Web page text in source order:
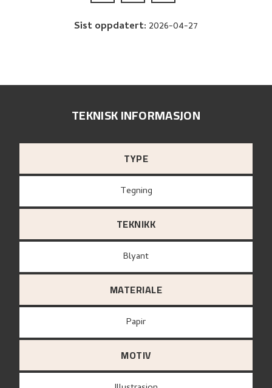
Sist oppdatert: 2026-04-27
TEKNISK INFORMASJON
TYPE
Tegning
TEKNIKK
Blyant
MATERIALE
papir
MOTIV